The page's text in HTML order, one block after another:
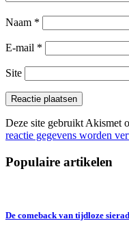
Naam *
E-mail *
Site
Deze site gebruikt Akismet
reactie gegevens worden
Populaire artikelen
De comeback van tijdloze